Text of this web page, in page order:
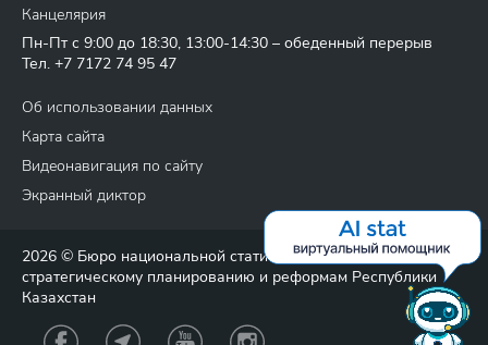
Канцелярия
Пн-Пт с 9:00 до 18:30, 13:00-14:30 – обеденный перерыв
Тел. +7 7172 74 95 47
Об использовании данных
Карта сайта
Видеонавигация по сайту
Экранный диктор
2026 © Бюро национальной статистики Агентства по
стратегическому планированию и реформам Республики
Казахстан